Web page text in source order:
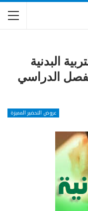
البدنية
الدراسي
عروض التحضير المميزة